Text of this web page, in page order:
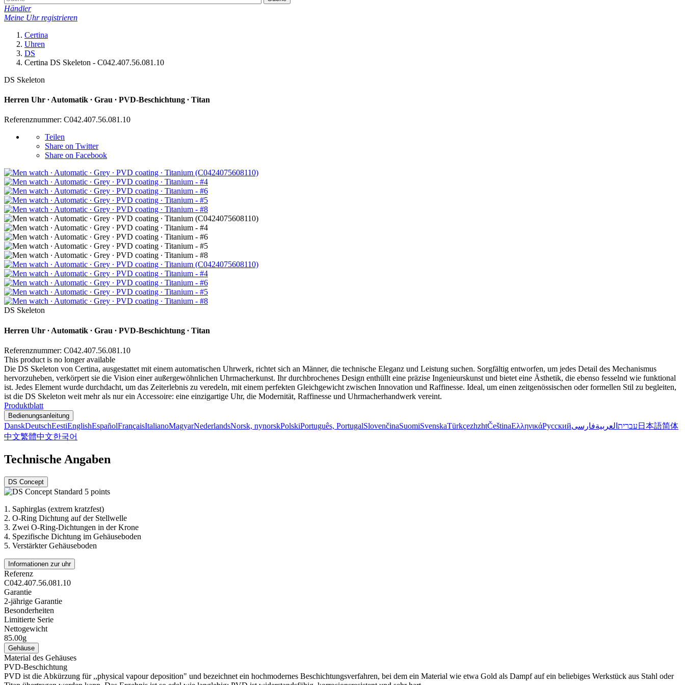
Händler
Meine Uhr registrieren
Certina
Uhren
DS
Certina DS Skeleton - C042.407.56.081.10
DS Skeleton
Herren Uhr ∙ Automatik ∙ Grau ∙ PVD-Beschichtung ∙ Titan
Referenznummer: C042.407.56.081.10
Teilen
Share on Twitter
Share on Facebook
DS Skeleton
Herren Uhr ∙ Automatik ∙ Grau ∙ PVD-Beschichtung ∙ Titan
Referenznummer: C042.407.56.081.10
This product is no longer available
Die DS Skeleton von Certina, ausgestattet mit einem automatischen Uhrwerk, richtet sich an Männer, die technische Eleganz und Leistung suchen. Sorgfältig entworfen, um jedes Detail des Mechanismus
hervorzuheben, verkörpert sie die Vision einer außergewöhnlichen Uhrmacherkunst. Ihr durchbrochenes Design enthüllt eine präzise Ingenieurskunst und bietet eine Ästhetik, die ebenso fesselnd wie funktional
ist. Jedes Element wurde durchdacht, um das Zeiterlebnis zu veredeln, mit einem perfekten Gleichgewicht zwischen Innovation und Raffinesse. Ideal, um einen zeitgenössischen oder formellen Stil zu begleiten,
ist die DS Skeleton weit mehr als nur ein Accessoire: eine einzigartige Uhr, die Modernität, Raffinesse und Uhrmacherhandwerk vereint.
Produktblatt
Bedienungsanleitung
DanskDeutschEestiEnglishEspañolFrançaisItalianoMagyarNederlandsNorsk, nynorskPolskiPortuguês, PortugalSlovenčinaSuomiSvenskaTürkçezhzhtČeštinaΕλληνικάРусский עברית العربيةفارسی 日本語简体
中文繁體中文한국어
Technische Angaben
DS Concept
1. Saphirglas (extrem kratzfest)
2. O-Ring Dichtung auf der Stellwelle
3. Zwei O-Ring-Dichtungen in der Krone
4. Spezifische Dichtung im Gehäuseboden
5. Verstärkter Gehäuseboden
Informationen zur uhr
Referenz
C042.407.56.081.10
Garantie
2-jährige Garantie
Besonderheiten
Limitierte Serie
Nettogewicht
85.00g
Gehäuse
Material des Gehäuses
PVD-Beschichtung
PVD ist die Abkürzung für ,,physical vapour deposition" und bezeichnet ein hochmodernes Beschichtungsverfahren, bei dem ein Material wie etwa Gold als Dampf auf ein beliebiges Werkstück aus Stahl oder